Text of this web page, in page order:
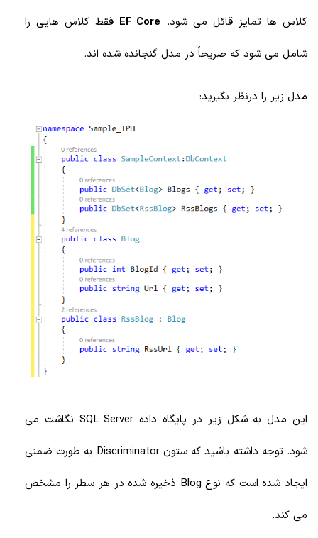
کلاس ها تمایز قائل می شود. EF Core فقط کلاس هایی را
شامل می شود که صریحاً در مدل گنجانده شده اند.
مدل زیر را درنظر بگیرید:
این مدل به شکل زیر در پایگاه داده SQL Server نگاشت می
شود. توجه داشته باشید که ستون Discriminator به طورت ضمنی
ایجاد شده است که نوع Blog ذخیره شده در هر سطر را مشخص
می کند.